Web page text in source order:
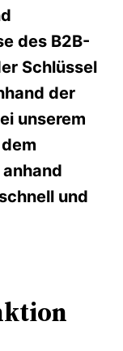
des B2B-
Schlüssel
der
unserem
und